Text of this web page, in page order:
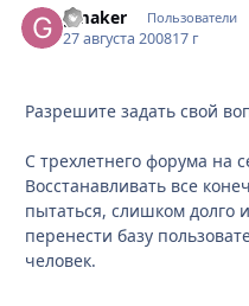
gmaker Пользователи
27 августа 200817 г
Разрешите задать свой
С трехлетнего форума на
Восстанавливать все
пытаться, слишком долго
перенести базу
человек.